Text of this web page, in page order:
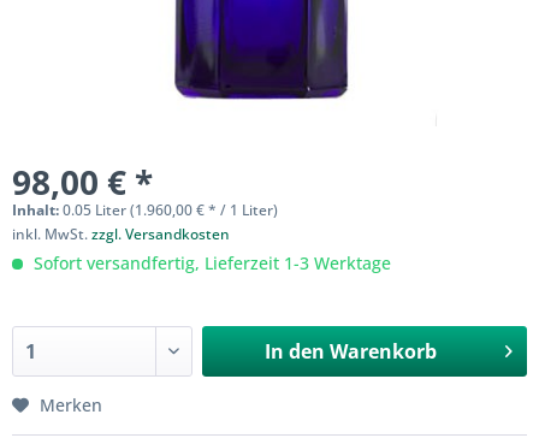
98,00 € *
Inhalt:0.05 Liter (1.960,00 € * / 1 Liter)
inkl. MwSt.zzgl. Versandkosten
Sofort versandfertig, Lieferzeit 1-3 Werktage
In den Warenkorb
Merken